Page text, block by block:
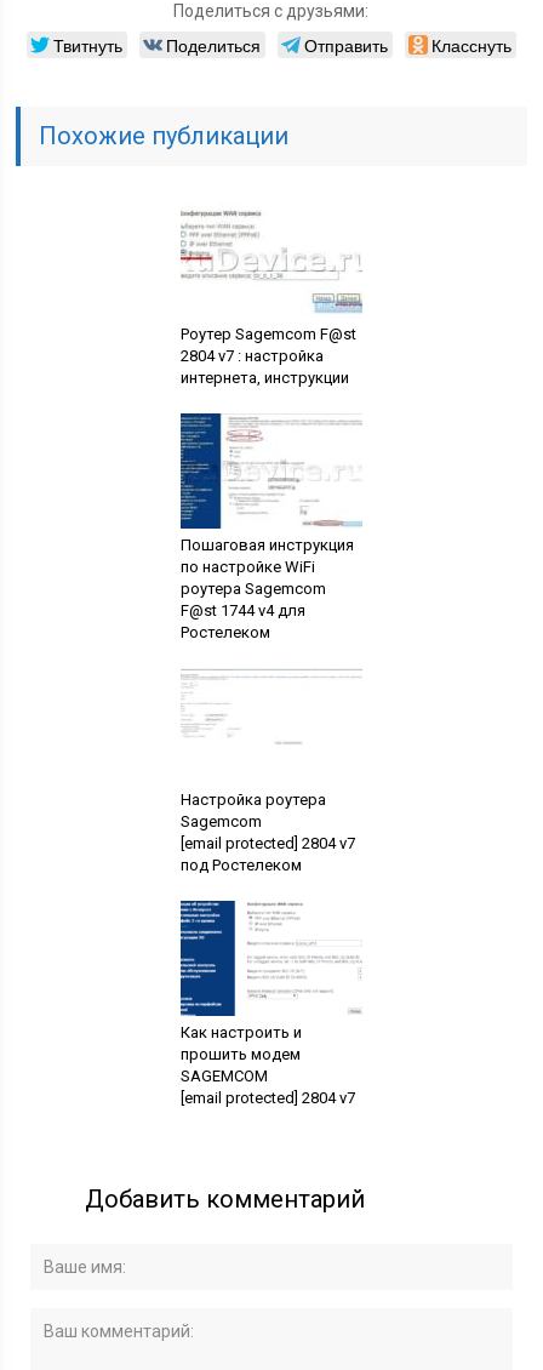
Поделиться с друзьями:
Твитнуть Поделиться Отправить Класснуть
Похожие публикации
Роутер Sagemcom F@st
2804 v7 : настройка
интернета, инструкции
Пошаговая инструкция
по настройке WiFi
роутера Sagemcom
F@st 1744 v4 для
Ростелеком
Настройка роутера
Sagemcom
[email protected] 2804 v7
под Ростелеком
Как настроить и
прошить модем
SAGEMCOM
[email protected] 2804 v7
Добавить комментарий